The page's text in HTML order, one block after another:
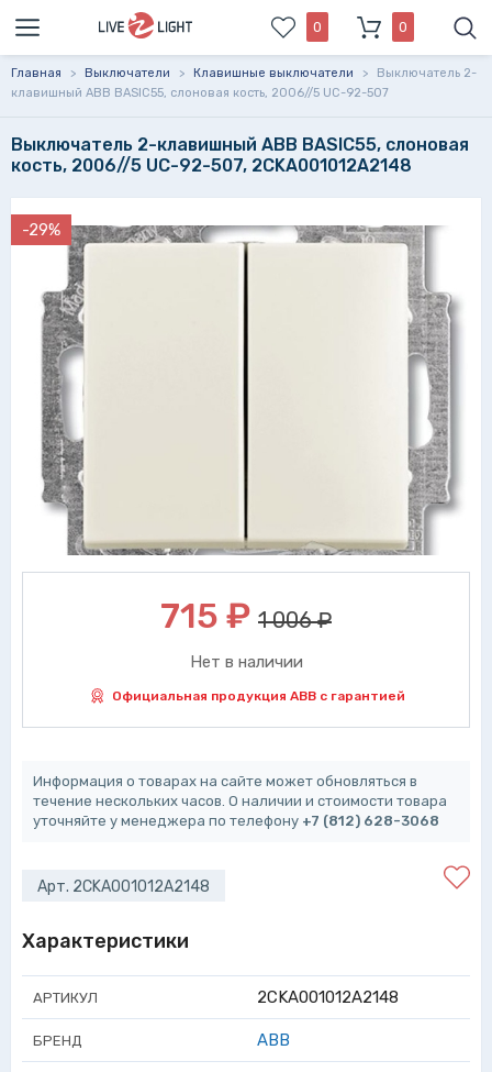
0 0
Главная > Выключатели > Клавишные выключатели >
Выключатель 2-
клавишный ABB BASIC55, слоновая кость, 2006//5 UC-92-507
Выключатель 2-клавишный ABB BASIC55, слоновая
кость, 2006//5 UC-92-507, 2CKA001012A2148
-29%
715 ₽ 1 006 ₽
Нет в наличии
Официальная продукция ABB с гарантией
Информация о товарах на сайте может обновляться в
течение нескольких часов. О наличии и стоимости товара
уточняйте у менеджера по телефону +7 (812) 628-3068
Арт. 2CKA001012A2148
Характеристики
АРТИКУЛ 2CKA001012A2148
БРЕНД ABB